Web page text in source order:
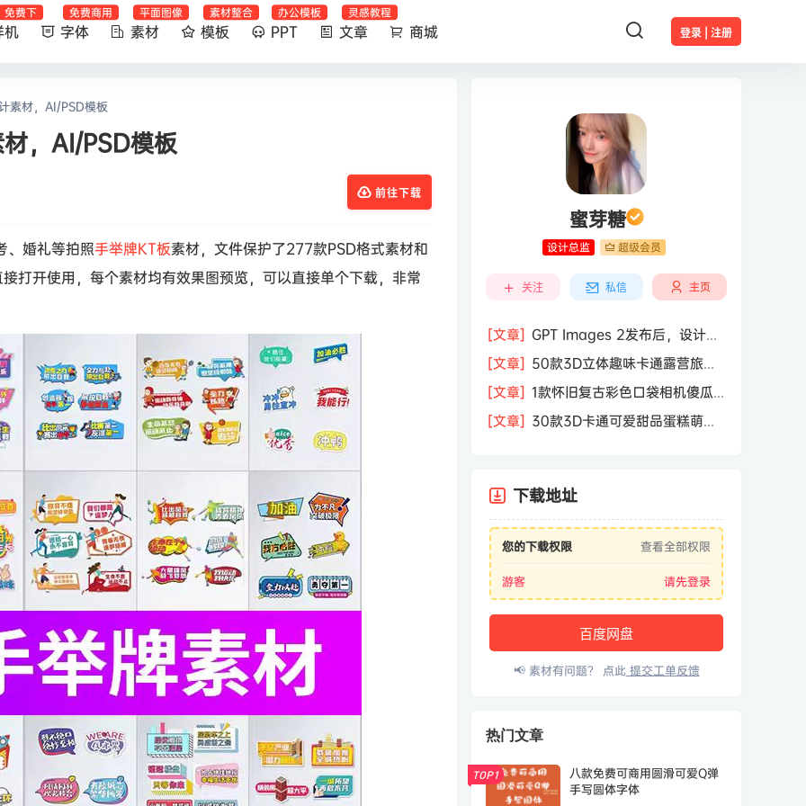
登录 | 注册
机
免费下
字体
免费商用
素材
平面图像
模板
素材整合
PPT
办公模板
文章
灵感教程
商城
素材，AI/PSD模板
，AI/PSD模板
前往下载
、婚礼等拍照手举牌KT板素材，文件保护了277款PSD格式素材和
打开使用，每个素材均有效果图预览，可以直接单个下载，非常
蜜芽糖
设计总监 超级会员
关注 私信 主页
[文章] GPT Images 2发布后，设计行
业的天真的塌了？
[文章] 50款3D立体趣味卡通露营旅行
度假旅游装备插图插画PNG免抠图片素
材图
[文章] 1款怀旧复古彩色口袋相机傻瓜
相机屏幕模型PSD模板样机效果图素材
[文章] 30款3D卡通可爱甜品蛋糕萌趣
下载地址
您的下载权限 查看全部权限
游客 请先登录
百度网盘
📢 素材有问题？ 点此提交工单反馈
热门文章
TOP1
八款免费可商用圆滑可爱Q弹
手写圆体字体